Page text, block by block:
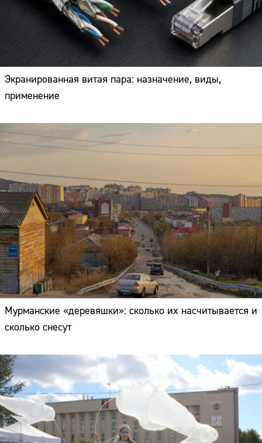
Экранированная витая пара: назначение, виды,
применение
Мурманские «деревяшки»: сколько их насчитывается и
сколько снесут